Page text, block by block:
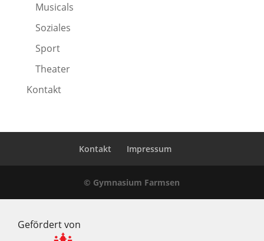
Musicals
Soziales
Sport
Theater
Kontakt
Kontakt Impressum
© Gymnasium Farmsen
Gefördert von